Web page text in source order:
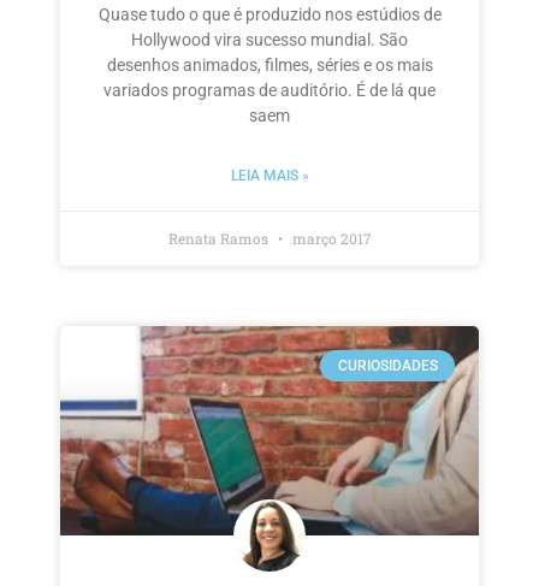
Quase tudo o que é produzido nos estúdios de
Hollywood vira sucesso mundial. São
desenhos animados, filmes, séries e os mais
variados programas de auditório. É de lá que
saem
LEIA MAIS »
Renata Ramos março 2017
CURIOSIDADES